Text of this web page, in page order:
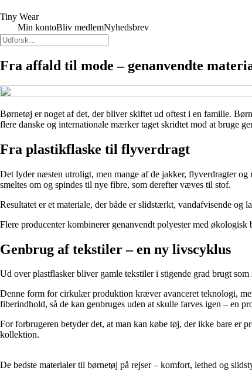
Tiny Wear
Min kontoBliv medlemNyhedsbrev
Fra affald til mode – genanvendte
Børnetøj er noget af det, der bliver skiftet ud oftest i en familie.
flere danske og internationale mærker taget skridtet mod at bruge
Fra plastikflaske til flyverdragt
Det lyder næsten utroligt, men mange af de jakker, flyverdragter
smeltes om og spindes til nye fibre, som derefter væves til stof.
Resultatet er et materiale, der både er slidstærkt, vandafvisende og
Flere producenter kombinerer genanvendt polyester med
Genbrug af tekstiler – en ny livscyklus
Ud over plastflasker bliver gamle tekstiler i stigende grad brugt
Denne form for cirkulær produktion kræver avanceret teknologi,
fiberindhold, så de kan genbruges uden at skulle farves igen – en
For forbrugeren betyder det, at man kan købe tøj, der ikke bare er
kollektion.
De bedste materialer til børnetøj på rejser – komfort, lethed og